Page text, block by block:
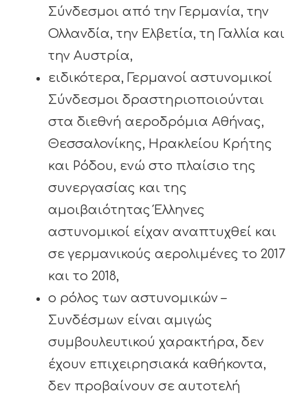
Σύνδεσμοι από την Γερμανία, την
Ολλανδία, την Ελβετία, τη Γαλλία και
την Αυστρία,
ειδικότερα, Γερμανοί αστυνομικοί
Σύνδεσμοι δραστηριοποιούνται
στα διεθνή αεροδρόμια Αθήνας,
Θεσσαλονίκης, Ηρακλείου Κρήτης
και Ρόδου, ενώ στο πλαίσιο της
συνεργασίας και της
αμοιβαιότητας Έλληνες
αστυνομικοί είχαν αναπτυχθεί και
σε γερμανικούς αερολιμένες το 2017
και το 2018,
ο ρόλος των αστυνομικών –
Συνδέσμων είναι αμιγώς
συμβουλευτικού χαρακτήρα, δεν
έχουν επιχειρησιακά καθήκοντα,
δεν προβαίνουν σε αυτοτελή